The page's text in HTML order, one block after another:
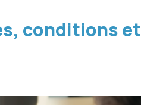
conditions et